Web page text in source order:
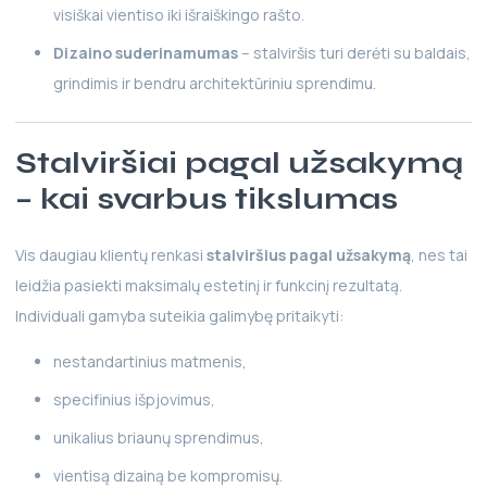
visiškai vientiso iki išraiškingo rašto.
Dizaino suderinamumas – stalviršis turi derėti su baldais,
grindimis ir bendru architektūriniu sprendimu.
Stalviršiai pagal užsakymą
– kai svarbus tikslumas
Vis daugiau klientų renkasi stalviršius pagal užsakymą, nes tai
leidžia pasiekti maksimalų estetinį ir funkcinį rezultatą.
Individuali gamyba suteikia galimybę pritaikyti:
nestandartinius matmenis,
specifinius išpjovimus,
unikalius briaunų sprendimus,
vientisą dizainą be kompromisų.